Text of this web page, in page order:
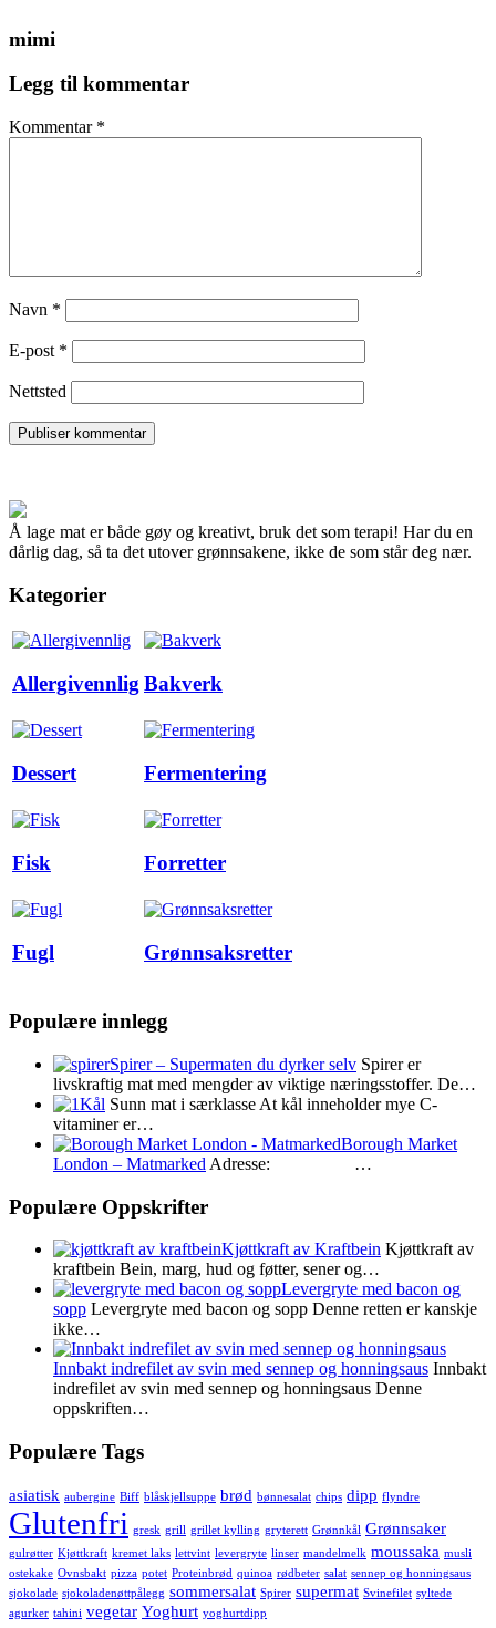
mimi
Legg til kommentar
Kommentar *
Navn *
E-post *
Nettsted
Å lage mat er både gøy og kreativt, bruk det som terapi! Har du en
dårlig dag, så ta det utover grønnsakene, ikke de som står deg nær.
Kategorier
Allergivennlig Bakverk
Dessert Fermentering
Fisk Forretter
Fugl Grønnsaksretter
Populære innlegg
Spirer – Supermaten du dyrker selv Spirer er
livskraftig mat med mengder av viktige næringsstoffer. De…
Kål Sunn mat i særklasse At kål inneholder mye C-
vitaminer er…
Borough Market
London – Matmarked Adresse: …
Populære Oppskrifter
Kjøttkraft av Kraftbein Kjøttkraft av
kraftbein Bein, marg, hud og føtter, sener og…
Levergryte med bacon og
sopp Levergryte med bacon og sopp Denne retten er kanskje
ikke…
Innbakt indrefilet av svin med sennep og honningsaus Innbakt
indrefilet av svin med sennep og honningsaus Denne
oppskriften…
Populære Tags
asiatisk aubergine Biff blåskjellsuppe brød bønnesalat chips dipp flyndre
Glutenfri gresk grill grillet kylling gryterett Grønnkål Grønnsaker
gulrøtter Kjøttkraft kremet laks lettvint levergryte linser mandelmelk moussaka musli
ostekake Ovnsbakt pizza potet Proteinbrød quinoa rødbeter salat sennep og honningsaus
sjokolade sjokoladenøttpålegg sommersalat Spirer supermat Svinefilet syltede
agurker tahini vegetar Yoghurt yoghurtdipp